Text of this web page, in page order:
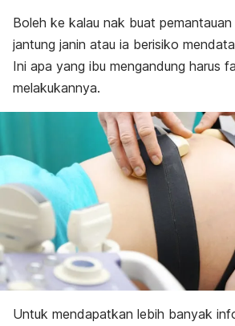
Boleh ke kalau nak buat
jantung janin atau ia berisiko
Ini apa yang ibu mengandung harus
melakukannya.
Untuk mendapatkan lebih banyak